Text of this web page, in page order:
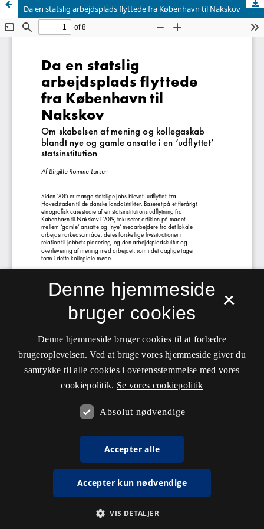
Da en statslig arbejdsplads flyttede fra København til Nakskov
×
Denne hjemmeside
bruger cookies
Denne hjemmeside bruger cookies til at forbedre
brugeroplevelsen. Ved at bruge vores hjemmeside giver du
samtykke til alle cookies i overensstemmelse med vores
cookiepolitik. Se vores cookiepolitik
Absolut nødvendige
Accepter alle
Accepter kun nødvendige
VIS DETALJER